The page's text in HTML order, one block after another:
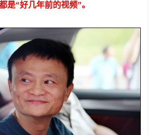
是“好几年前的视频”。